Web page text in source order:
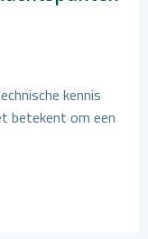
kennis
betekent om een